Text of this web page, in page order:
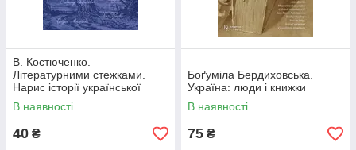
В. Костюченко.
Літературними стежками.
Нарис історії української
літератури для дітей ХХ
століття
В наявності
40 ₴
Боґуміла Бердиховська.
Україна: люди і книжки
В наявності
75 ₴